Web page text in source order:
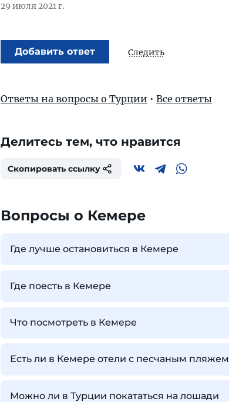
29 июля 2021 г.
Добавить ответ Следить
Ответы на вопросы о Турции • Все ответы
Делитесь тем, что нравится
Скопировать ссылку
Вопросы о Кемере
Где лучше остановиться в Кемере
Где поесть в Кемере
Что посмотреть в Кемере
Есть ли в Кемере отели с песчаным пляжем
Можно ли в Турции покататься на лошади